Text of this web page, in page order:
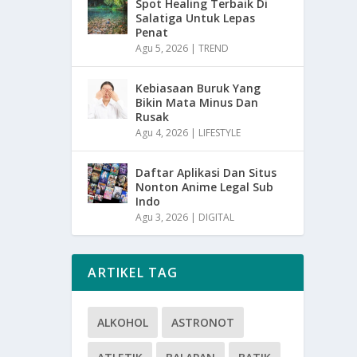
Spot Healing Terbaik Di
Salatiga Untuk Lepas
Penat
Agu 5, 2026 |TREND
Kebiasaan Buruk Yang
Bikin Mata Minus Dan
Rusak
Agu 4, 2026 | LIFESTYLE
Daftar Aplikasi Dan Situs
Nonton Anime Legal Sub
Indo
Agu 3, 2026 | DIGITAL
ARTIKEL TAG
ALKOHOL ASTRONOT